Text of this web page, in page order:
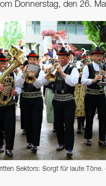
Donnerstag, den 26.
Sektors: Sorgt für laute Töne.